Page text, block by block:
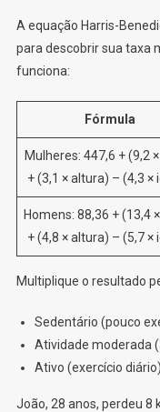
A equação Harris-
para descobrir sua taxa
funciona:
Fórmula
Mulheres: 447,6 + (9,2
+ (3,1 × altura) – (4,3 ×
Homens: 88,36 + (13,4
+ (4,8 × altura) – (5,7 ×
Multiplique o resultado
Sedentário (pouco
Atividade moderada
Ativo (exercício
João, 28 anos, perdeu 8